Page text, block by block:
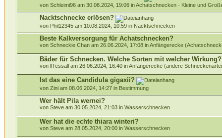
von Schleimi96 am 30.08.2024, 19:06 inAchatschnecken - Kleine und
Nacktschnecke erlösen?
von Phil12345 am 10.08.2024, 10:59 in Nacktschnecken
Beste Kalkversorgung für Achatschnecken?
von Schneckie Chan am 26.06.2024, 17:08 inAnfängerecke
Bäder für Schnecken. Welche Sorten mit welcher Wirkung?
von llTessall am 26.06.2024, 16:40 inAnfängerecke (andere
Ist das eine Candidula gigaxii?
von Zini am 08.06.2024, 14:27 in Bestimmung
Wer hält Pila wernei?
von Steve am 30.05.2024, 21:03 in Wasserschnecken
Wer hat die echte thiara winteri?
von Steve am 28.05.2024, 20:00 in Wasserschnecken